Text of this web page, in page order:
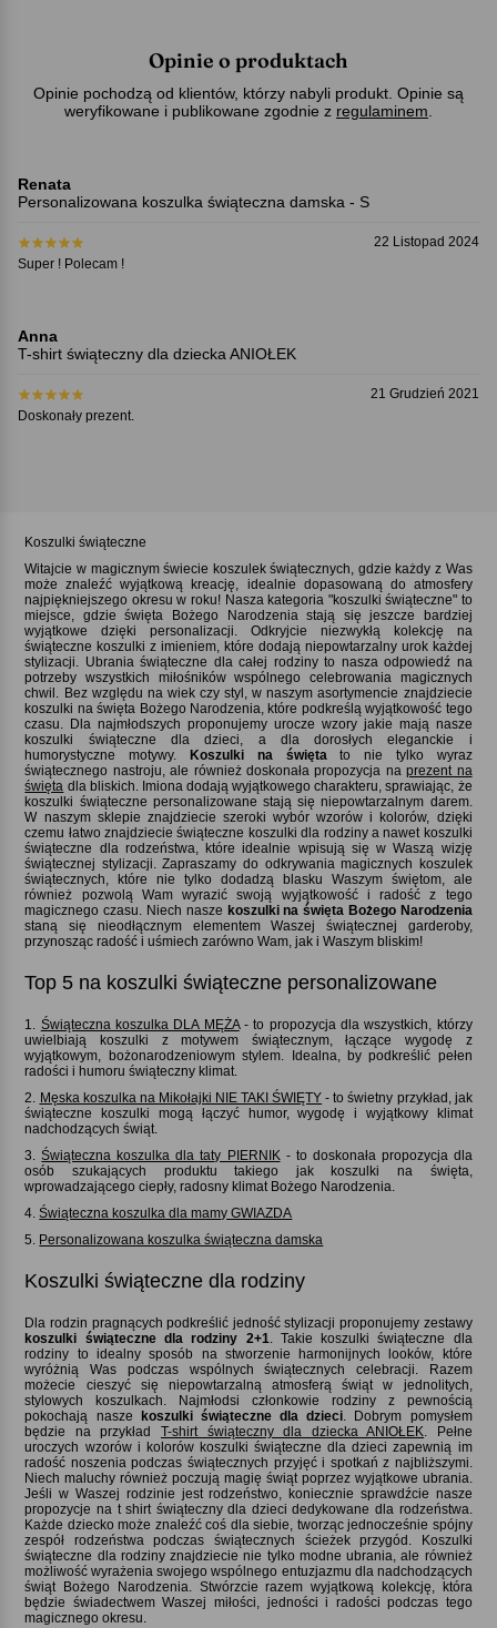
Opinie o produktach
Opinie pochodzą od klientów, którzy nabyli produkt. Opinie są
weryfikowane i publikowane zgodnie z regulaminem
Personalizowana koszulka świąteczna damska - S
Renata
22 Listopad 2024
Super ! Polecam !
T-shirt świąteczny dla dziecka ANIOŁEK
Anna
21 Grudzień 2021
Doskonały prezent.
Koszulki świąteczne
Witajcie w magicznym świecie koszulek świątecznych, gdzie każdy z Was
może znaleźć wyjątkową kreację, idealnie dopasowaną do atmosfery
najpiękniejszego okresu w roku! Nasza kategoria "koszulki świąteczne" to
miejsce, gdzie święta Bożego Narodzenia stają się jeszcze bardziej
wyjątkowe dzięki personalizacji. Odkryjcie niezwykłą kolekcję na
świąteczne koszulki z imieniem, które dodają niepowtarzalny urok każdej
stylizacji. Ubrania świąteczne dla całej rodziny to nasza odpowiedź na
potrzeby wszystkich miłośników wspólnego celebrowania magicznych
chwil. Bez względu na wiek czy styl, w naszym asortymencie znajdziecie
koszulki na święta Bożego Narodzenia, które podkreślą wyjątkowość tego
czasu. Dla najmłodszych proponujemy urocze wzory jakie mają nasze
koszulki świąteczne dla dzieci, a dla dorosłych eleganckie i
humorystyczne motywy.
Koszulki na świętato nie tylko wyraz
świątecznego nastroju, ale również doskonała propozycja naprezent na
święta dla bliskich. Imiona dodają wyjątkowego charakteru, sprawiając, że
koszulki świąteczne personalizowane stają się niepowtarzalnym darem.
W naszym sklepie znajdziecie szeroki wybór wzorów i kolorów, dzięki
czemu łatwo znajdziecie świąteczne koszulki dla rodziny a nawet koszulki
świąteczne dla rodzeństwa, które idealnie wpisują się w Waszą wizję
świątecznej stylizacji. Zapraszamy do odkrywania magicznych koszulek
świątecznych, które nie tylko dodadzą blasku Waszym świętom, ale
również pozwolą Wam wyrazić swoją wyjątkowość i radość z tego
magicznego czasu. Niech nasze koszulki na święta Bożego Narodzenia
staną się nieodłącznym elementem Waszej świątecznej garderoby,
przynosząc radość i uśmiech zarówno Wam, jak i Waszym bliskim!
Top 5 na koszulki świąteczne personalizowane
1. Świąteczna koszulka DLA MĘŻA- to propozycja dla wszystkich, którzy
uwielbiają koszulki z motywem świątecznym, łączące wygodę z
wyjątkowym, bożonarodzeniowym stylem. Idealna, by podkreślić pełen
radości i humoru świąteczny klimat.
2. Męska koszulka na Mikołajki NIE TAKI ŚWIĘTY - to świetny przykład, jak
świąteczne koszulki mogą łączyć humor, wygodę i wyjątkowy klimat
nadchodzących świąt.
3.Świąteczna koszulka dla taty PIERNIK- to doskonała propozycja dla
osób szukających produktu takiego jak koszulki na święta,
wprowadzającego ciepły, radosny klimat Bożego Narodzenia.
4.Świąteczna koszulka dla mamy GWIAZDA
5. Personalizowana koszulka świąteczna damska
Koszulki świąteczne dla rodziny
Dla rodzin pragnących podkreślić jedność stylizacji proponujemy zestawy
koszulki świąteczne dla rodziny 2+1. Takie koszulki świąteczne dla
rodziny to idealny sposób na stworzenie harmonijnych looków, które
wyróżnią Was podczas wspólnych świątecznych celebracji. Razem
możecie cieszyć się niepowtarzalną atmosferą świąt w jednolitych,
stylowych koszulkach. Najmłodsi członkowie rodziny z pewnością
pokochają nasze
koszulki świąteczne dla dzieci. Dobrym pomysłem
będzie na przykład T-shirt świąteczny dla dziecka ANIOŁEK. Pełne
uroczych wzorów i kolorów koszulki świąteczne dla dzieci zapewnią im
radość noszenia podczas świątecznych przyjęć i spotkań z najbliższymi.
Niech maluchy również poczują magię świąt poprzez wyjątkowe ubrania.
Jeśli w Waszej rodzinie jest rodzeństwo, koniecznie sprawdźcie nasze
propozycje na t shirt świąteczny dla dzieci dedykowane dla rodzeństwa.
Każde dziecko może znaleźć coś dla siebie, tworząc jednocześnie spójny
zespół rodzeństwa podczas świątecznych ścieżek przygód. Koszulki
świąteczne dla rodziny znajdziecie nie tylko modne ubrania, ale również
możliwość wyrażenia swojego wspólnego entuzjazmu dla nadchodzących
świąt Bożego Narodzenia. Stwórzcie razem wyjątkową kolekcję, która
będzie świadectwem Waszej miłości, jedności i radości podczas tego
magicznego okresu.